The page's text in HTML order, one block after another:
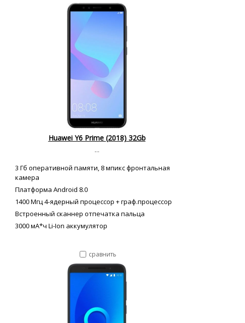
Huawei Y6 Prime (2018) 32Gb
--
3 Гб оперативной памяти, 8 мпикс фронтальная
камера
Платформа Android 8.0
1400 Мгц 4-ядерный процессор + граф.процессор
Встроенный сканнер отпечатка пальца
3000 мА*ч Li-Ion аккумулятор
сравнить